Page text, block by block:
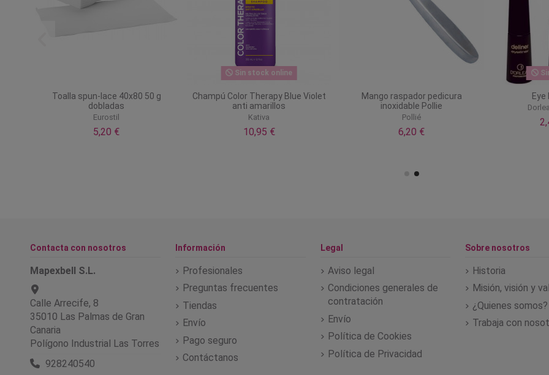
Toalla spun-lace 40x80 50 g
dobladas
Eurostil
5,20 €
Sin stock online
Champú Color Therapy Blue Violet
anti amarillos
Kativa
10,95 €
Mango raspador pedicura
inoxidable Pollie
Pollié
6,20 €
Eye
Contacta con nosotros
Mapexbell S.L.
Calle Arrecife, 8
35010 Las Palmas de Gran
Canaria
Polígono Industrial Las Torres
928240540
Información
Profesionales
Preguntas frecuentes
Tiendas
Envío
Pago seguro
Contáctanos
Legal
Aviso legal
Condiciones generales de
contratación
Envío
Política de Cookies
Política de Privacidad
Sobre nosotros
Historia
Misión, visión y
¿Quienes somos?
Trabaja con